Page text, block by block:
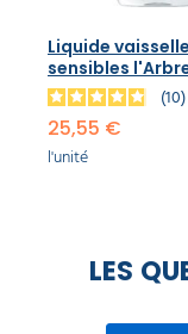
Liquide
sensibles
10
25,55 €
l'unité
LES